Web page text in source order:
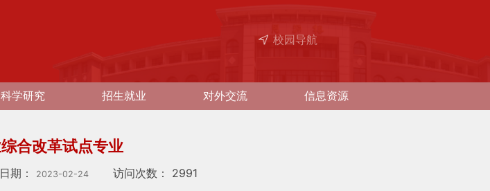
校园导航
科学研究 招生就业 对外交流 信息资源
合改革试点专业
期： 2023-02-24 访问次数： 2991